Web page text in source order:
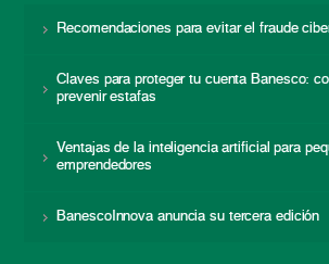
Recomendaciones para evitar el fraude
Claves para proteger tu cuenta Banesco:
prevenir estafas
Ventajas de la inteligencia artificial para
emprendedores
BanescoInnova anuncia su tercera edición